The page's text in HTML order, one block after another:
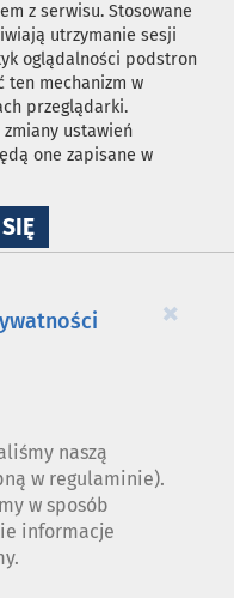
z serwisu. Stosowane
utrzymanie sesji
oglądalności podstron
ten mechanizm w
przeglądarki.
zmiany ustawień
one zapisane w
NA
WYKORZYSTANIE
×
naszą
w regulaminie).
w sposób
informacje